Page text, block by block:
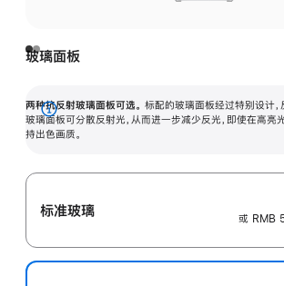
玻璃面板
两种抗反射玻璃面板可选。 标配的玻璃面板经过特别设计，
玻璃面板可分散反射光，从而进一步减少反光，即使在高亮
持出色画质。
展
开
标准玻璃
或 RMB